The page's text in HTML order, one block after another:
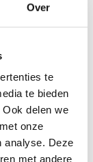
Over
te
te bieden
delen we
onze
analyse. Deze
met andere